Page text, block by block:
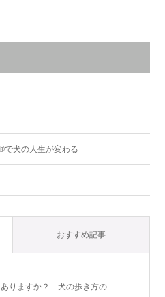
で犬の人生が変わる
おすすめ記事
ありますか？ 犬の歩き方の…